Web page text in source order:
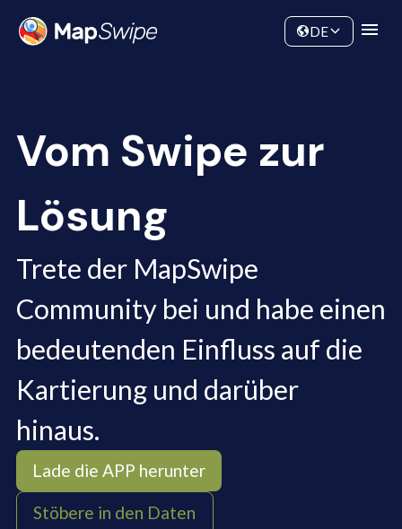
Community
DE
Vom Swipe zur
Lösung
Trete der MapSwipe
Community bei und habe einen
bedeutenden Einfluss auf die
Kartierung und darüber
hinaus.
Lade die APP herunter
Stöbere in den Daten